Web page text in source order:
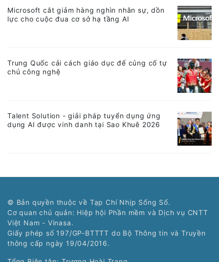
Microsoft cắt giảm hàng nghìn nhân sự, dồn
lực cho cuộc đua cơ sở hạ tầng AI
Trung Quốc cải cách giáo dục để củng cố tự
chủ công nghệ
Talent Solution - giải pháp tuyển dụng ứng
dụng AI được vinh danh tại Sao Khuê 2026
© Bản quyền thuộc về Tạp Chí Nhịp Sống Số.
Cơ quan chủ quản: Hiệp hội Phần mềm và Dịch vụ CNTT
Việt Nam - Vinasa.
Giấy phép số 197/GP-BTTTT do Bộ Thông tin và Truyền
thông cấp ngày 19/04/2016.